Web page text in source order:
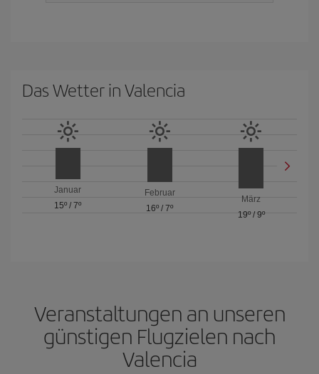
Das Wetter in Valencia
Januar
15º /7º
Februar
16º / 7º
März
19º/ 9º
Veranstaltungen an unseren
günstigen Flugzielen nach
Valencia